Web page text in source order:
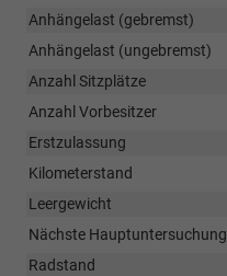
Anhängelast (gebremst)
Anhängelast (ungebremst)
Anzahl Sitzplätze
Anzahl Vorbesitzer
Erstzulassung
Kilometerstand
Leergewicht
Nächste Hauptuntersuchung
Radstand